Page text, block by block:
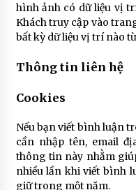
Năm
4 năm
Cách
cách
5 năm
hình ảnh có dữ liệu vị
Khách truy cập vào
bất kỳ dữ liệu vị trí nào
Thông tin liên hệ
Cookies
Nếu bạn viết bình luận
cần nhập tên, email
thông tin này nhằm
nhiều lần khi viết bình
giữ trong một năm.